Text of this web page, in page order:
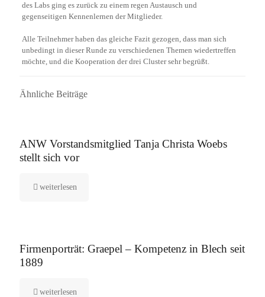
des Labs ging es zurück zu einem regen Austausch und
gegenseitigen Kennenlernen der Mitglieder.
Alle Teilnehmer haben das gleiche Fazit gezogen, dass man sich
unbedingt in dieser Runde zu verschiedenen Themen wiedertreffen
möchte, und die Kooperation der drei Cluster sehr begrüßt.
Ähnliche Beiträge
ANW Vorstandsmitglied Tanja Christa Woebs
stellt sich vor
weiterlesen
Firmenporträt: Graepel – Kompetenz in Blech seit
1889
weiterlesen